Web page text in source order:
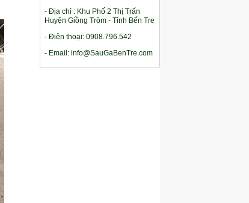
- Địa chỉ : Khu Phố 2 Thị Trấn
Huyện Giồng Trôm - Tỉnh Bến Tre
- Điện thoại: 0908.796.542
- Email: info@SauGaBenTre.com